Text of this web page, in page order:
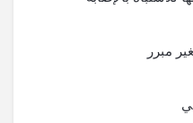
مبرر